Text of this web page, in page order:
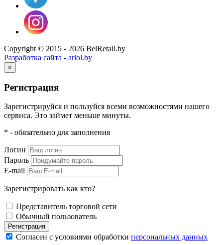
Copyright © 2015 - 2026 BelRetail.by
Разработка сайта - ariol.by
×
Регистрация
Зарегистрируйся и пользуйся всеми возможностями нашего
сервиса. Это займет меньше минуты.
* - обязательно для заполнения
Логин
Пароль
E-mail
Зарегистрировать как кто?
Представитель торговой сети
Обычный пользователь
Регистрация
Согласен с условиями обработки персональных данных